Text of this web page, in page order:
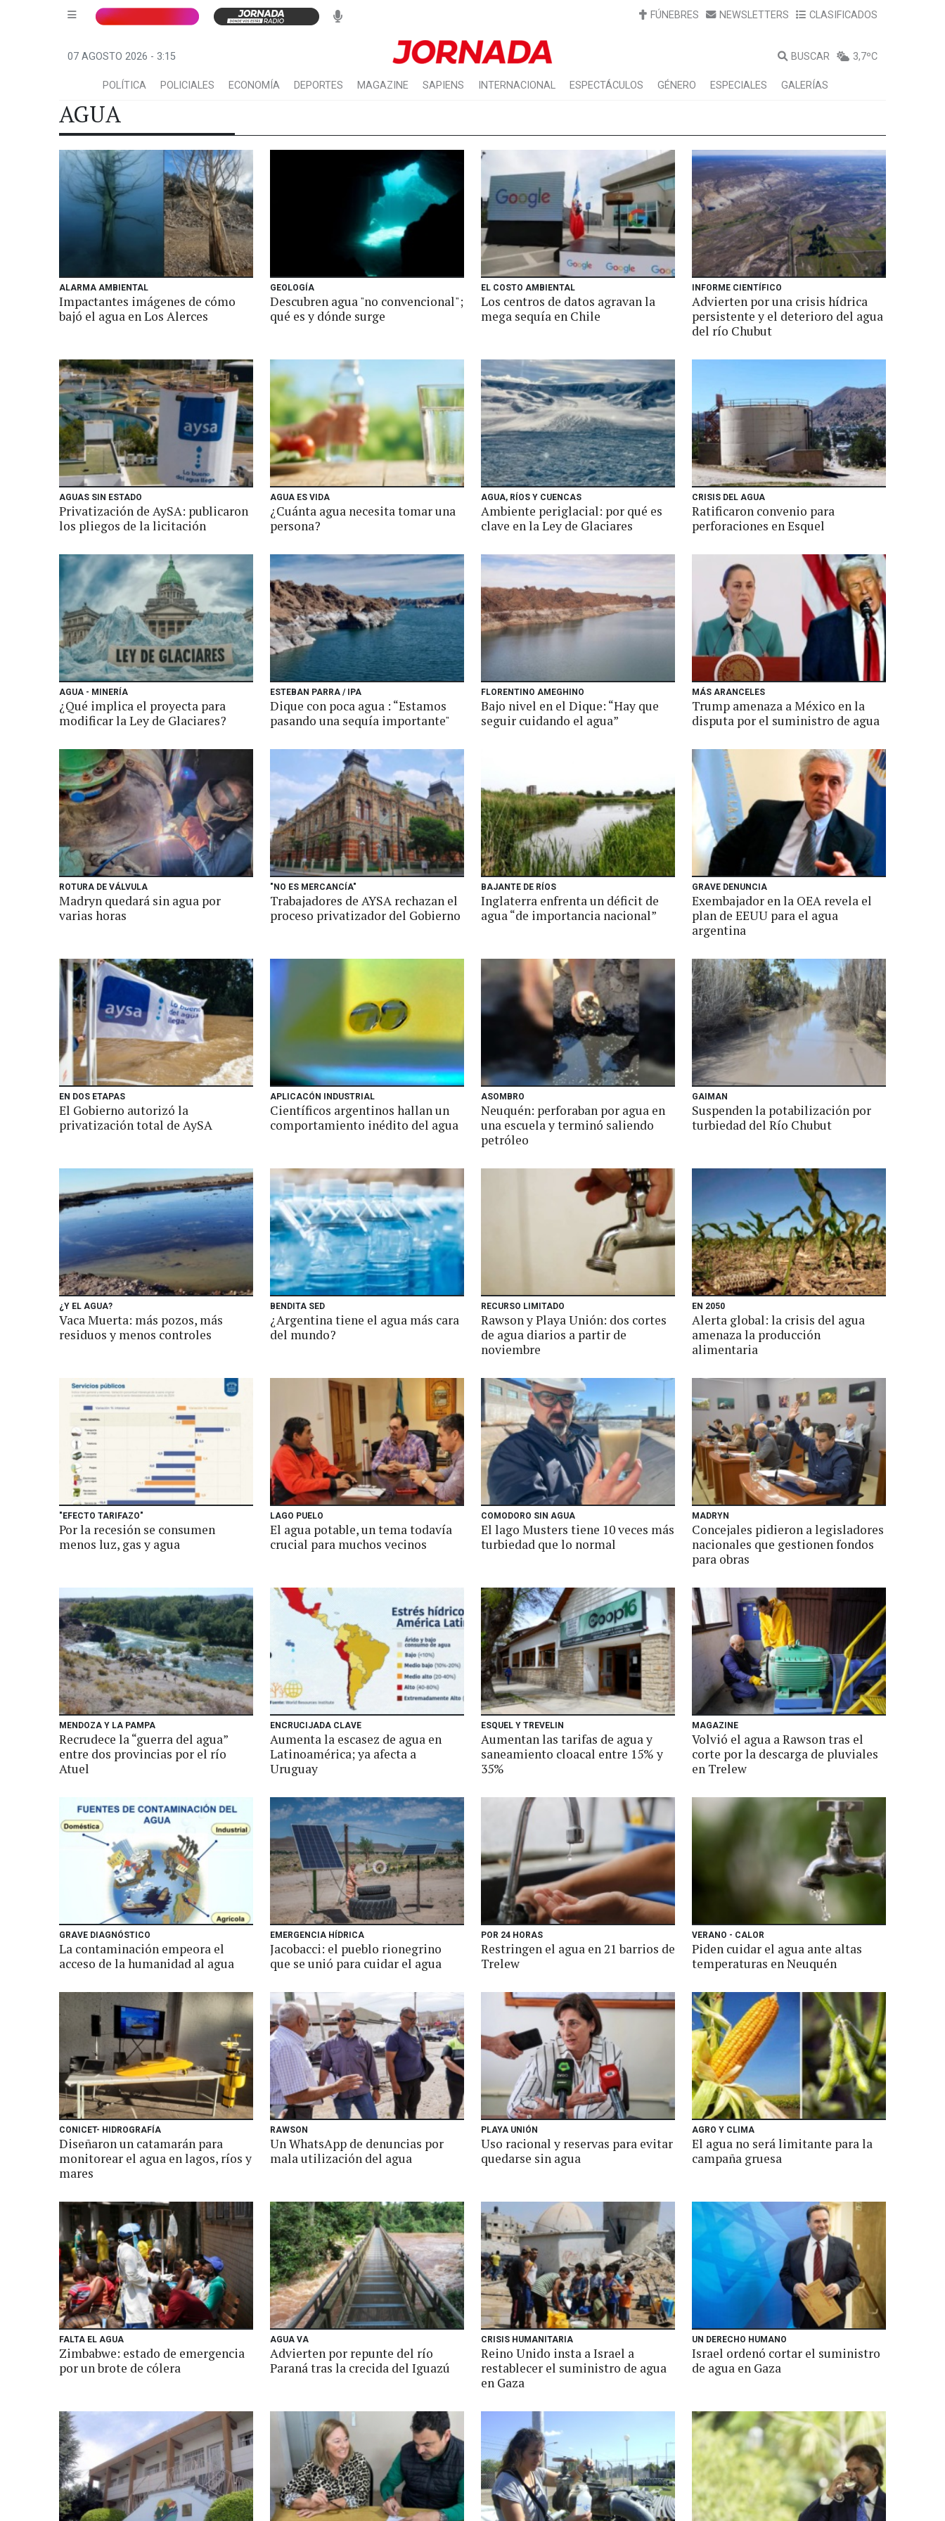
FÚNEBRES NEWSLETTERS CLASIFICADOS
07 AGOSTO 2026 - 3:15 BUSCAR 3,7ºC
POLÍTICA POLICIALES ECONOMÍA DEPORTES MAGAZINE SAPIENS INTERNACIONAL ESPECTÁCULOS GÉNERO ESPECIALES GALERÍAS
AGUA
ALARMA AMBIENTAL
Impactantes imágenes de cómo
bajó el agua en Los Alerces
GEOLOGÍA
Descubren agua "no convencional";
qué es y dónde surge
EL COSTO AMBIENTAL
Los centros de datos agravan la
mega sequía en Chile
INFORME CIENTÍFICO
Advierten por una crisis hídrica
persistente y el deterioro del agua
del río Chubut
AGUAS SIN ESTADO
Privatización de AySA: publicaron
los pliegos de la licitación
AGUA ES VIDA
¿Cuánta agua necesita tomar una
persona?
AGUA, RÍOS Y CUENCAS
Ambiente periglacial: por qué es
clave en la Ley de Glaciares
CRISIS DEL AGUA
Ratificaron convenio para
perforaciones en Esquel
AGUA - MINERÍA
¿Qué implica el proyecta para
modificar la Ley de Glaciares?
ESTEBAN PARRA / IPA
Dique con poca agua : “Estamos
pasando una sequía importante"
FLORENTINO AMEGHINO
Bajo nivel en el Dique: “Hay que
seguir cuidando el agua”
MÁS ARANCELES
Trump amenaza a México en la
disputa por el suministro de agua
ROTURA DE VÁLVULA
Madryn quedará sin agua por
varias horas
"NO ES MERCANCÍA"
Trabajadores de AYSA rechazan el
proceso privatizador del Gobierno
BAJANTE DE RÍOS
Inglaterra enfrenta un déficit de
agua “de importancia nacional”
GRAVE DENUNCIA
Exembajador en la OEA revela el
plan de EEUU para el agua
argentina
EN DOS ETAPAS
El Gobierno autorizó la
privatización total de AySA
APLICACÓN INDUSTRIAL
Científicos argentinos hallan un
comportamiento inédito del agua
ASOMBRO
Neuquén: perforaban por agua en
una escuela y terminó saliendo
petróleo
GAIMAN
Suspenden la potabilización por
turbiedad del Río Chubut
¿Y EL AGUA?
Vaca Muerta: más pozos, más
residuos y menos controles
BENDITA SED
¿Argentina tiene el agua más cara
del mundo?
RECURSO LIMITADO
Rawson y Playa Unión: dos cortes
de agua diarios a partir de
noviembre
EN 2050
Alerta global: la crisis del agua
amenaza la producción
alimentaria
"EFECTO TARIFAZO"
Por la recesión se consumen
menos luz, gas y agua
LAGO PUELO
El agua potable, un tema todavía
crucial para muchos vecinos
COMODORO SIN AGUA
El lago Musters tiene 10 veces más
turbiedad que lo normal
MADRYN
Concejales pidieron a legisladores
nacionales que gestionen fondos
para obras
MENDOZA Y LA PAMPA
Recrudece la “guerra del agua”
entre dos provincias por el río
Atuel
ENCRUCIJADA CLAVE
Aumenta la escasez de agua en
Latinoamérica; ya afecta a
Uruguay
ESQUEL Y TREVELIN
Aumentan las tarifas de agua y
saneamiento cloacal entre 15% y
35%
MAGAZINE
Volvió el agua a Rawson tras el
corte por la descarga de pluviales
en Trelew
GRAVE DIAGNÓSTICO
La contaminación empeora el
acceso de la humanidad al agua
EMERGENCIA HÍDRICA
Jacobacci: el pueblo rionegrino
que se unió para cuidar el agua
POR 24 HORAS
Restringen el agua en 21 barrios de
Trelew
VERANO - CALOR
Piden cuidar el agua ante altas
temperaturas en Neuquén
CONICET- HIDROGRAFÍA
Diseñaron un catamarán para
monitorear el agua en lagos, ríos y
mares
RAWSON
Un WhatsApp de denuncias por
mala utilización del agua
PLAYA UNIÓN
Uso racional y reservas para evitar
quedarse sin agua
AGRO Y CLIMA
El agua no será limitante para la
campaña gruesa
FALTA EL AGUA
Zimbabwe: estado de emergencia
por un brote de cólera
AGUA VA
Advierten por repunte del río
Paraná tras la crecida del Iguazú
CRISIS HUMANITARIA
Reino Unido insta a Israel a
restablecer el suministro de agua
en Gaza
UN DERECHO HUMANO
Israel ordenó cortar el suministro
de agua en Gaza